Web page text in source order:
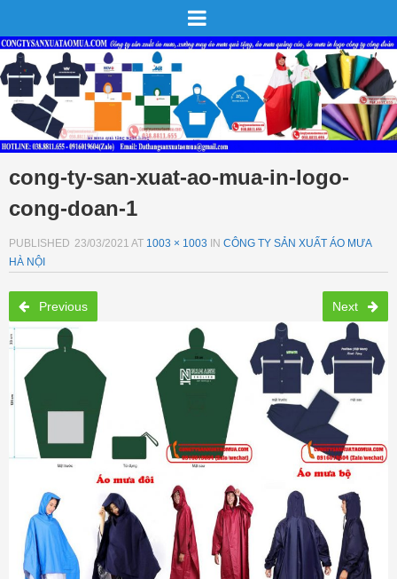
cong-ty-san-xuat-ao-mua-in-logo-
cong-doan-1
PUBLISHED 23/03/2021 AT 1003 × 1003 IN CÔNG TY SẢN XUẤT ÁO MƯA
HÀ NỘI
Previous Next